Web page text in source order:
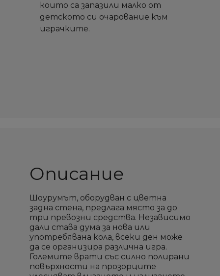
които са запазили малко от
детското си очарование към
играчките.
Описание
Шоурумът, оборудван с цветна
задна стена, предлага място за до
три превозни средства. Независимо
дали става дума за нова или
употребявана кола, всеки ден може
да се организира различна игра.
Големите врати със силно полирани
повърхности на прозорците